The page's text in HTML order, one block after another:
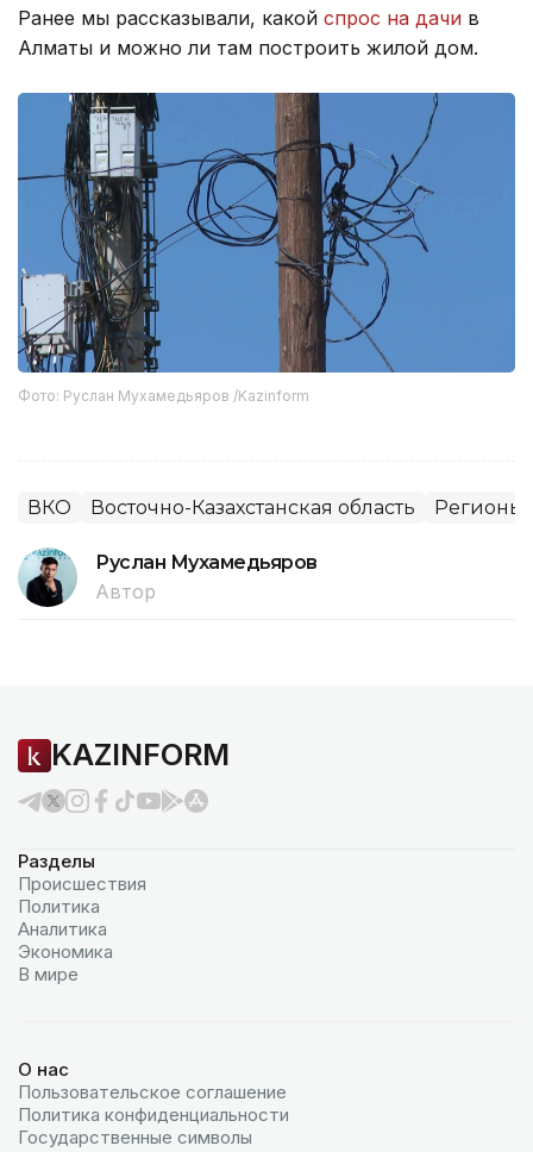
Ранее мы рассказывали, какой спрос на дачи в
Алматы и можно ли там построить жилой дом.
Фото: Руслан Мухамедьяров /Kazinform
ВКО Восточно-Казахстанская область Регионы
Руслан Мухамедьяров
Автор
KAZINFORM
Разделы
Происшествия
Политика
Аналитика
Экономика
В мире
О нас
Пользовательское соглашение
Политика конфиденциальности
Государственные символы